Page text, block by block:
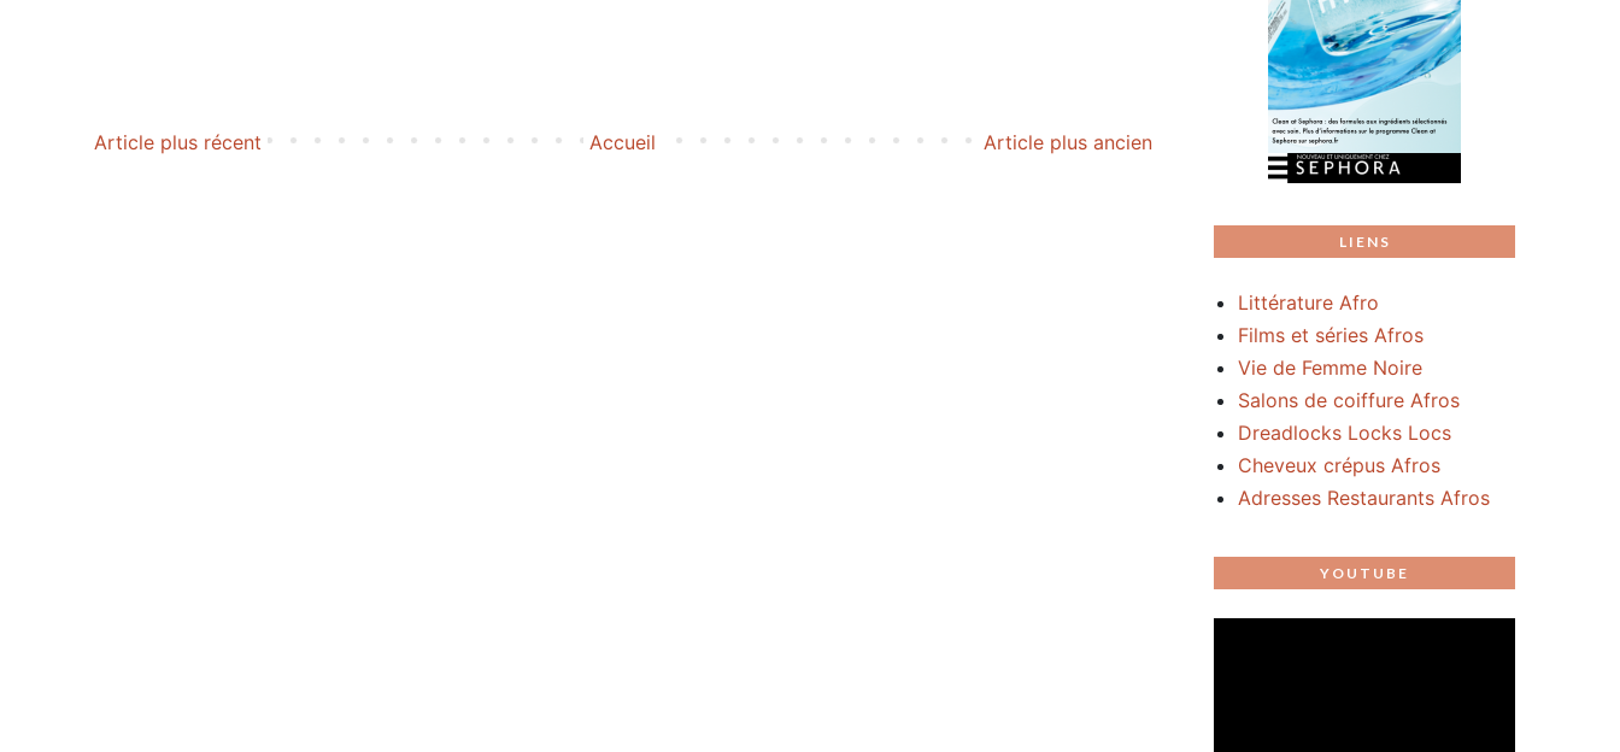
Article plus récent Article plus ancien
Accueil
LIENS
Littérature Afro
Films et séries Afros
Vie de Femme Noire
Salons de coiffure Afros
Dreadlocks Locks Locs
Cheveux crépus Afros
Adresses Restaurants Afros
YOUTUBE